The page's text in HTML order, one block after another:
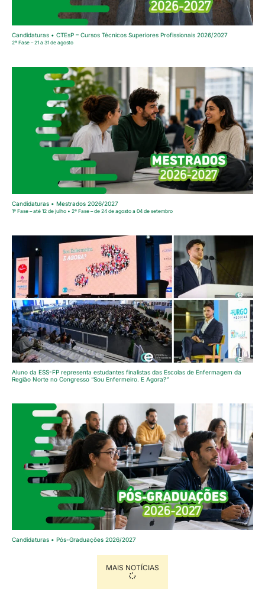
Candidaturas • CTEsP – Cursos Técnicos Superiores Profissionais 2026/2027
2ª Fase – 21 a 31 de agosto
Candidaturas • Mestrados 2026/2027
1ª Fase – até 12 de julho • 2ª Fase – de 24 de agosto a 04 de setembro
Aluno da ESS-FP representa estudantes finalistas das Escolas de Enfermagem da
Região Norte no Congresso “Sou Enfermeiro. E Agora?”
Candidaturas • Pós-Graduações 2026/2027
MAIS NOTÍCIAS